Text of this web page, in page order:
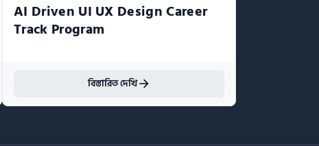
AI Driven UI UX Design Career
Track Program
বিস্তারিত দেখি